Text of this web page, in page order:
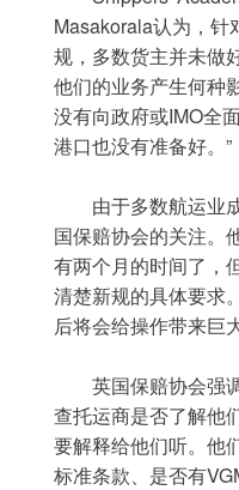
Masakorala认为，针
规，多数货主并未做
他们的业务产生何种
没有向政府或IMO全
港口也没有准备好。”
国保赔协会的关注。
有两个月的时间了，
清楚新规的具体要求
后将会给操作带来巨
查托运商是否了解他
要解释给他们听。他
标准条款、是否有